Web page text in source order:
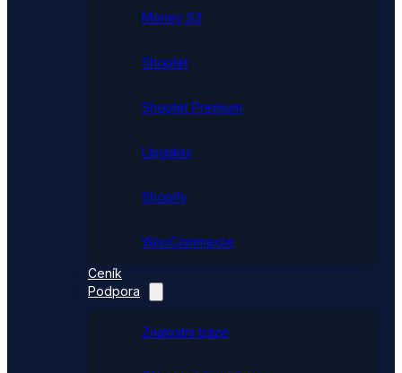
Money S3
Shoptet
Shoptet Premium
Upgates
Shopify
WooCommerce
Ceník
Podpora
Znalostní báze